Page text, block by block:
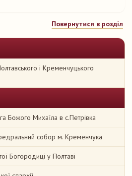
і Кременчуцького
Божого Михаїла в с.Петрівка
собор м. Кременчука
Богородиці у Полтаві
Повернутися в розділ